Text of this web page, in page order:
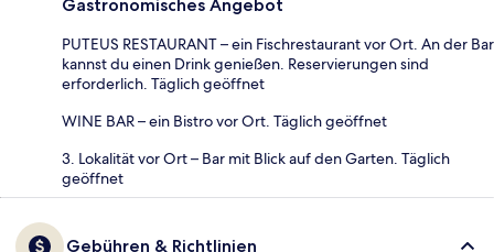
Gastronomisches Angebot
PUTEUS RESTAURANT – ein Fischrestaurant vor Ort. An der Bar
kannst du einen Drink genießen. Reservierungen sind
erforderlich. Täglich geöffnet
WINE BAR – ein Bistro vor Ort. Täglich geöffnet
3. Lokalität vor Ort – Bar mit Blick auf den Garten. Täglich
geöffnet
Gebühren & Richtlinien